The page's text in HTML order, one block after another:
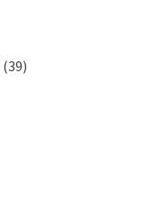
(39)